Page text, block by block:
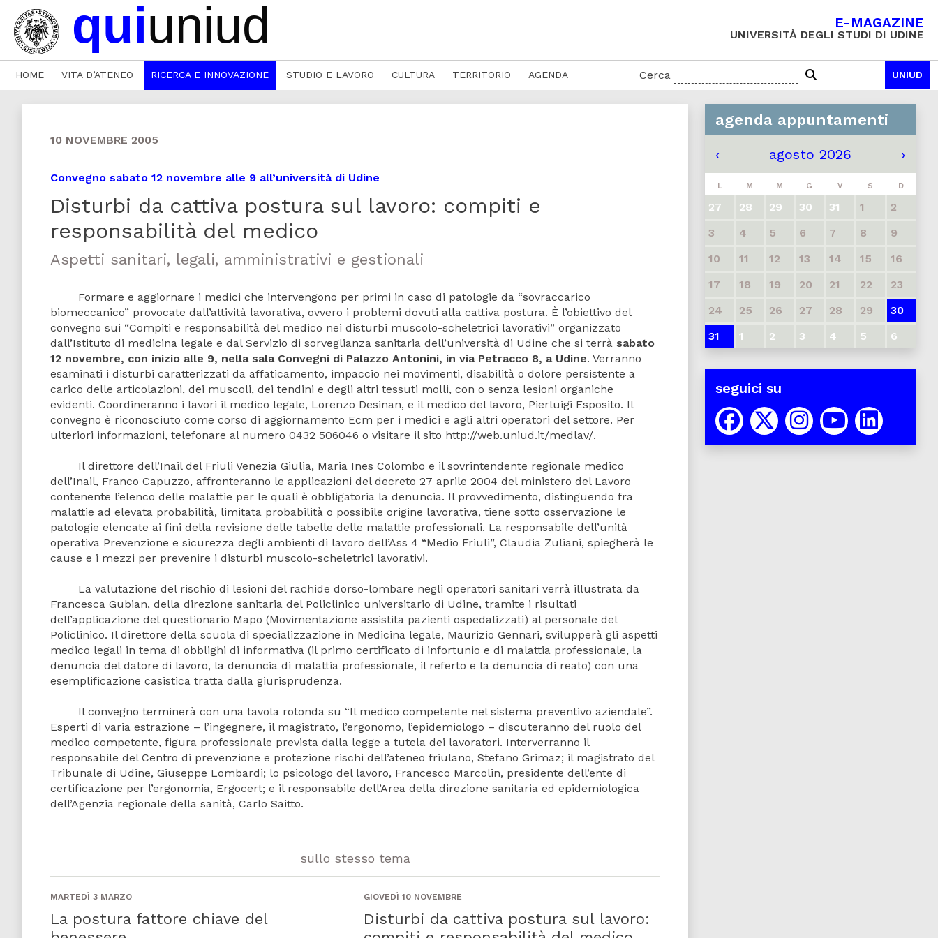
E-MAGAZINE
UNIVERSITÀ DEGLI STUDI DI UDINE
HOME VITA D’ATENEO RICERCA E INNOVAZIONE STUDIO E LAVORO CULTURA TERRITORIO AGENDA Cerca UNIUD
10 NOVEMBRE 2005
Convegno sabato 12 novembre alle 9 all’università di Udine
Disturbi da cattiva postura sul lavoro: compiti e
responsabilità del medico
Aspetti sanitari, legali, amministrativi e gestionali
Formare e aggiornare i medici che intervengono per primi in caso di patologie da “sovraccarico
biomeccanico” provocate dall’attività lavorativa, ovvero i problemi dovuti alla cattiva postura. È l’obiettivo del
convegno sui “Compiti e responsabilità del medico nei disturbi muscolo-scheletrici lavorativi” organizzato
dall’Istituto di medicina legale e dal Servizio di sorveglianza sanitaria dell’università di Udine che si terrà sabato
12 novembre, con inizio alle 9, nella sala Convegni di Palazzo Antonini, in via Petracco 8, a Udine. Verranno
esaminati i disturbi caratterizzati da affaticamento, impaccio nei movimenti, disabilità o dolore persistente a
carico delle articolazioni, dei muscoli, dei tendini e degli altri tessuti molli, con o senza lesioni organiche
evidenti. Coordineranno i lavori il medico legale, Lorenzo Desinan, e il medico del lavoro, Pierluigi Esposito. Il
convegno è riconosciuto come corso di aggiornamento Ecm per i medici e agli altri operatori del settore. Per
ulteriori informazioni, telefonare al numero 0432 506046 o visitare il sito http://web.uniud.it/medlav/.
Il direttore dell’Inail del Friuli Venezia Giulia, Maria Ines Colombo e il sovrintendente regionale medico
dell’Inail, Franco Capuzzo, affronteranno le applicazioni del decreto 27 aprile 2004 del ministero del Lavoro
contenente l’elenco delle malattie per le quali è obbligatoria la denuncia. Il provvedimento, distinguendo fra
malattie ad elevata probabilità, limitata probabilità o possibile origine lavorativa, tiene sotto osservazione le
patologie elencate ai fini della revisione delle tabelle delle malattie professionali. La responsabile dell’unità
operativa Prevenzione e sicurezza degli ambienti di lavoro dell’Ass 4 “Medio Friuli”, Claudia Zuliani, spiegherà le
cause e i mezzi per prevenire i disturbi muscolo-scheletrici lavorativi.
La valutazione del rischio di lesioni del rachide dorso-lombare negli operatori sanitari verrà illustrata da
Francesca Gubian, della direzione sanitaria del Policlinico universitario di Udine, tramite i risultati
dell’applicazione del questionario Mapo (Movimentazione assistita pazienti ospedalizzati) al personale del
Policlinico. Il direttore della scuola di specializzazione in Medicina legale, Maurizio Gennari, svilupperà gli aspetti
medico legali in tema di obblighi di informativa (il primo certificato di infortunio e di malattia professionale, la
denuncia del datore di lavoro, la denuncia di malattia professionale, il referto e la denuncia di reato) con una
esemplificazione casistica tratta dalla giurisprudenza.
Il convegno terminerà con una tavola rotonda su “Il medico competente nel sistema preventivo aziendale”.
Esperti di varia estrazione – l’ingegnere, il magistrato, l’ergonomo, l’epidemiologo – discuteranno del ruolo del
medico competente, figura professionale prevista dalla legge a tutela dei lavoratori. Interverranno il
responsabile del Centro di prevenzione e protezione rischi dell’ateneo friulano, Stefano Grimaz; il magistrato del
Tribunale di Udine, Giuseppe Lombardi; lo psicologo del lavoro, Francesco Marcolin, presidente dell’ente di
certificazione per l’ergonomia, Ergocert; e il responsabile dell’Area della direzione sanitaria ed epidemiologica
dell’Agenzia regionale della sanità, Carlo Saitto.
sullo stesso tema
MARTEDÌ 3 MARZO
La postura fattore chiave del
GIOVEDÌ 10 NOVEMBRE
Disturbi da cattiva postura sul lavoro:
agenda appuntamenti
‹ agosto 2026 ›
L M M G V S D
27 28 29 30 31 1
2
3
4 5 6 7 8
9
10
11 12 13 14 15
16
17
18 19 20 21 22
23
24
25 26 27 28 29
30
31
1 2 3 4 5 6
seguici su